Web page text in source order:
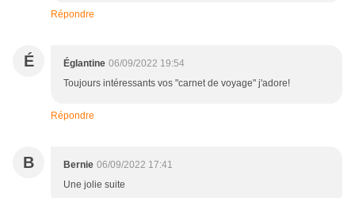
Répondre
É Églantine 06/09/2022 19:54
Toujours intéressants vos "carnet de voyage" j'adore!
Répondre
B Bernie 06/09/2022 17:41
Une jolie suite